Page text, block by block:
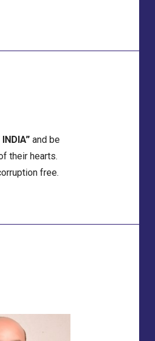
and be
their hearts.
free.